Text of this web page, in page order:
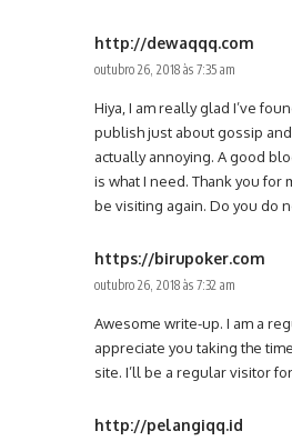
http://dewaqqq.com
outubro 26, 2018 às 7:35 am
Hiya, I am really glad I’ve
publish just about gossip
actually annoying. A good
is what I need. Thank you for
be visiting again. Do you do
https://birupoker.com
outubro 26, 2018 às 7:32 am
Awesome write-up. I am a
appreciate you taking the
site. I’ll be a regular visitor
http://pelangiqq.id